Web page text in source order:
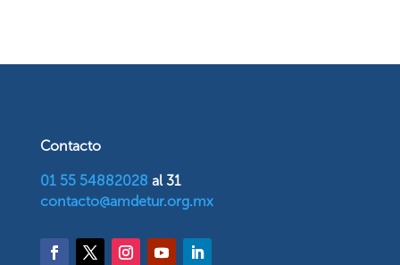
Contacto
01 55 54882028 al 31
contacto@amdetur.org.mx